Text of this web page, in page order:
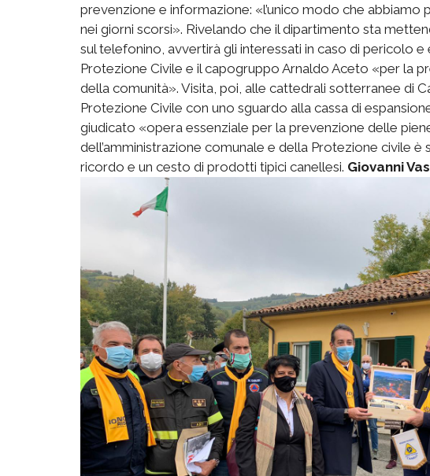
prevenzione e informazione: «l’unico modo che abbiamo
nei giorni scorsi». Rivelando che il dipartimento sta
sul telefonino, avvertirà gli interessati in caso di pericolo
Protezione Civile e il capogruppo Arnaldo Aceto «per la
della comunità». Visita, poi, alle cattedrali sotterranee di
Protezione Civile con uno sguardo alla cassa di
giudicato «opera essenziale per la prevenzione delle
dell’amministrazione comunale e della Protezione civile
ricordo e un cesto di prodotti tipici canellesi. Giovanni